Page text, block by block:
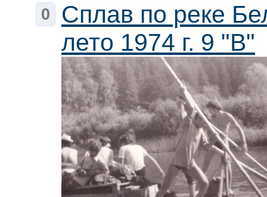
0
Сплав по реке
лето 1974 г. 9 "В"